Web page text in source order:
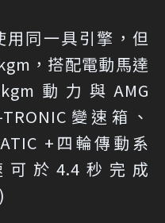
用同一具引擎，但
，搭配電動馬達
動力與AMG
變速箱、
+四輪傳動系
可於4.4秒完成